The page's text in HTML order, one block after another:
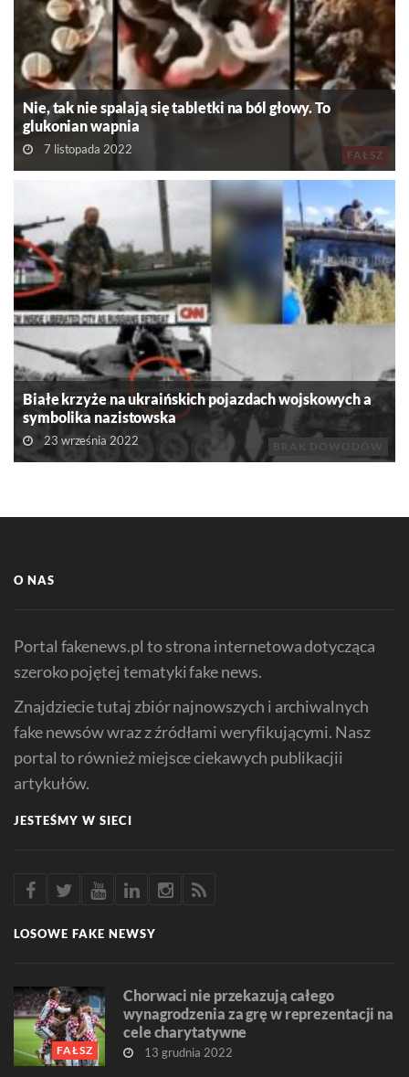
FAŁSZ
Nie, tak nie spalają się tabletki na ból głowy. To
glukonian wapnia
7 listopada 2022
Białe krzyże na ukraińskich pojazdach wojskowych a
symbolika nazistowska
23 września 2022
O NAS
Portal fakenews.pl to strona internetowa dotycząca
szeroko pojętej tematyki fake news.
Znajdziecie tutaj zbiór najnowszych i archiwalnych
fake newsów wraz z źródłami weryfikującymi. Nasz
portal to również miejsce ciekawych publikacjii
artykułów.
JESTEŚMY W SIECI
LOSOWE FAKE NEWSY
FAŁSZ
Chorwaci nie przekazują całego
wynagrodzenia za grę w reprezentacji na
cele charytatywne
13 grudnia 2022